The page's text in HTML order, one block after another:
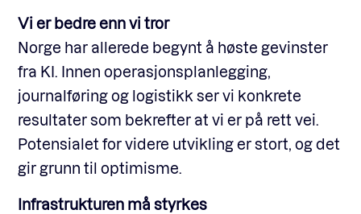
Vi er bedre enn vi tror
Norge har allerede begynt å høste gevinster
fra KI. Innen operasjonsplanlegging,
journalføring og logistikk ser vi konkrete
resultater som bekrefter at vi er på rett vei.
Potensialet for videre utvikling er stort, og det
gir grunn til optimisme.
Infrastrukturen må styrkes